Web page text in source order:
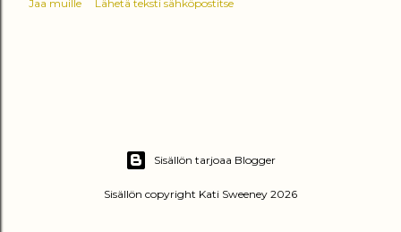
Jaa muille Lähetä teksti sähköpostitse
Sisällön tarjoaa Blogger
Sisällön copyright Kati Sweeney 2026